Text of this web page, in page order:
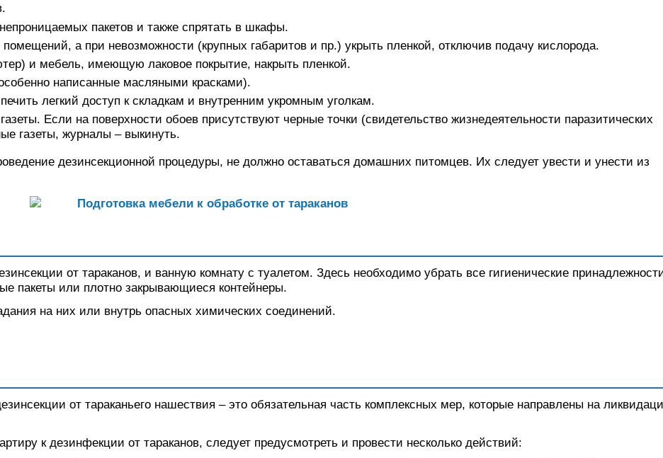
пакетов и также спрятать в шкафы.
а при невозможности (крупных габаритов и пр.) укрыть пленкой, отключив подачу кислорода.
и мебель, имеющую лаковое покрытие, накрыть пленкой.
написанные масляными красками).
легкий доступ к складкам и внутренним укромным уголкам.
Если на поверхности обоев присутствуют черные точки (свидетельство жизнедеятельности паразитических
газеты, журналы – выкинуть.
дезинсекционной процедуры, не должно оставаться домашних питомцев. Их следует увести и унести из
от тараканов, и ванную комнату с туалетом. Здесь необходимо убрать все гигиенические
пакеты или плотно закрывающиеся контейнеры.
на них или внутрь опасных химических соединений.
от тараканьего нашествия – это обязательная часть комплексных мер, которые направлены на
к дезинфекции от тараканов, следует предусмотреть и провести несколько действий: